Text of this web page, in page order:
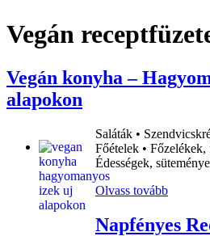
Vegán
Vegán konyha –
alapokon
Saláták •
Főételek • Főzelékek,
Édességek,
Olvass tovább
Napfényes